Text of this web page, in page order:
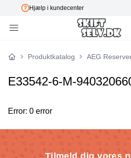
Hjælp i kundecenter
Forside
Produktkatalog AEG
E33542-6-M-
Error: 0 error
Tilmeld dig vores